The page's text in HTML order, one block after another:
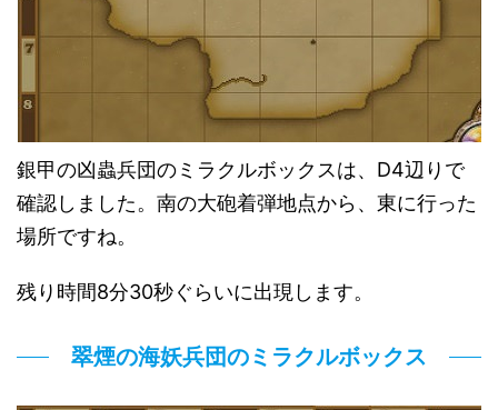
銀甲の凶蟲兵団のミラクルボックスは、D4辺りで
確認しました。南の大砲着弾地点から、東に行った
場所ですね。
残り時間8分30秒ぐらいに出現します。
翠煙の海妖兵団のミラクルボックス